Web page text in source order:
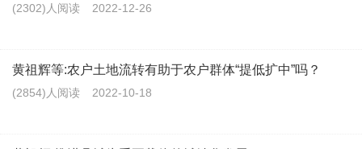
(2302)人阅读 2022-12-26
黄祖辉等:农户土地流转有助于农户群体“提低扩中”吗？
(2854)人阅读 2022-10-18